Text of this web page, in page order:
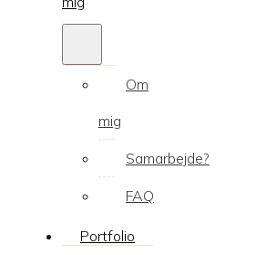
Om
mig
Samarbejde?
FAQ
Portfolio